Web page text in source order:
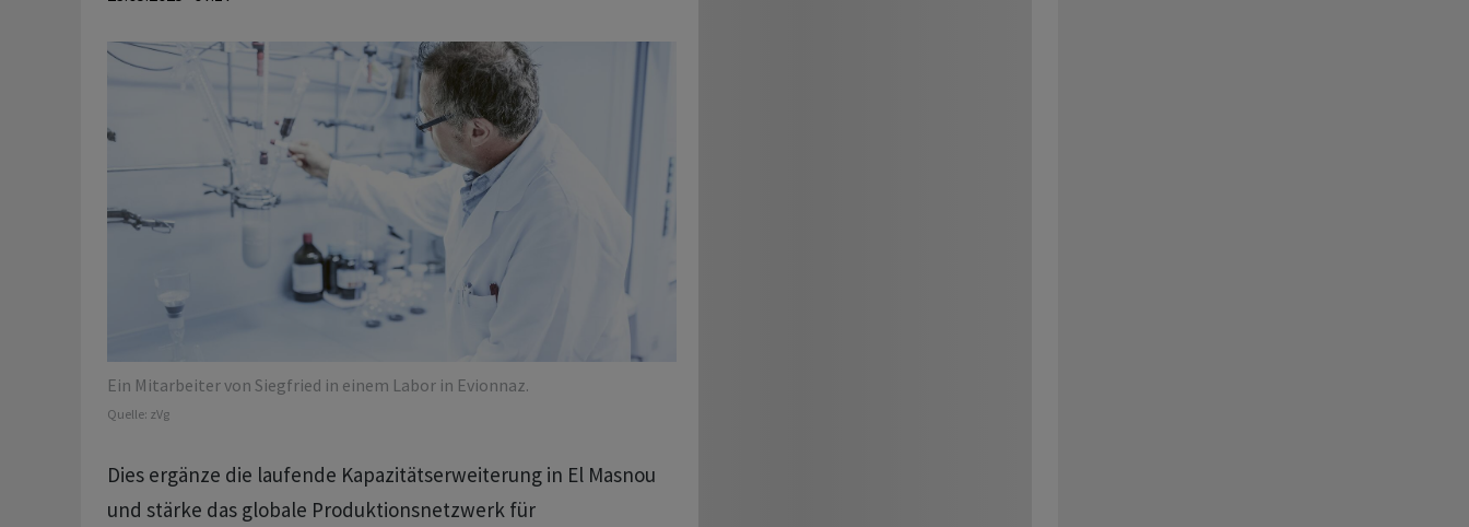
Ein Mitarbeiter von Siegfried in einem Labor in Evionnaz.
Quelle: zVg
Dies ergänze die laufende Kapazitätserweiterung in El Masnou
und stärke das globale Produktionsnetzwerk für